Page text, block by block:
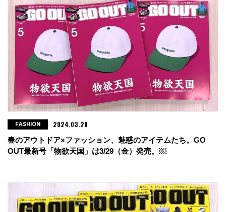
春のアウトドア×ファッション、魅惑のアイテムたち。GO
OUT最新号「物欲天国」は3/29（金）発売。￼
FASHION 2024.03.28